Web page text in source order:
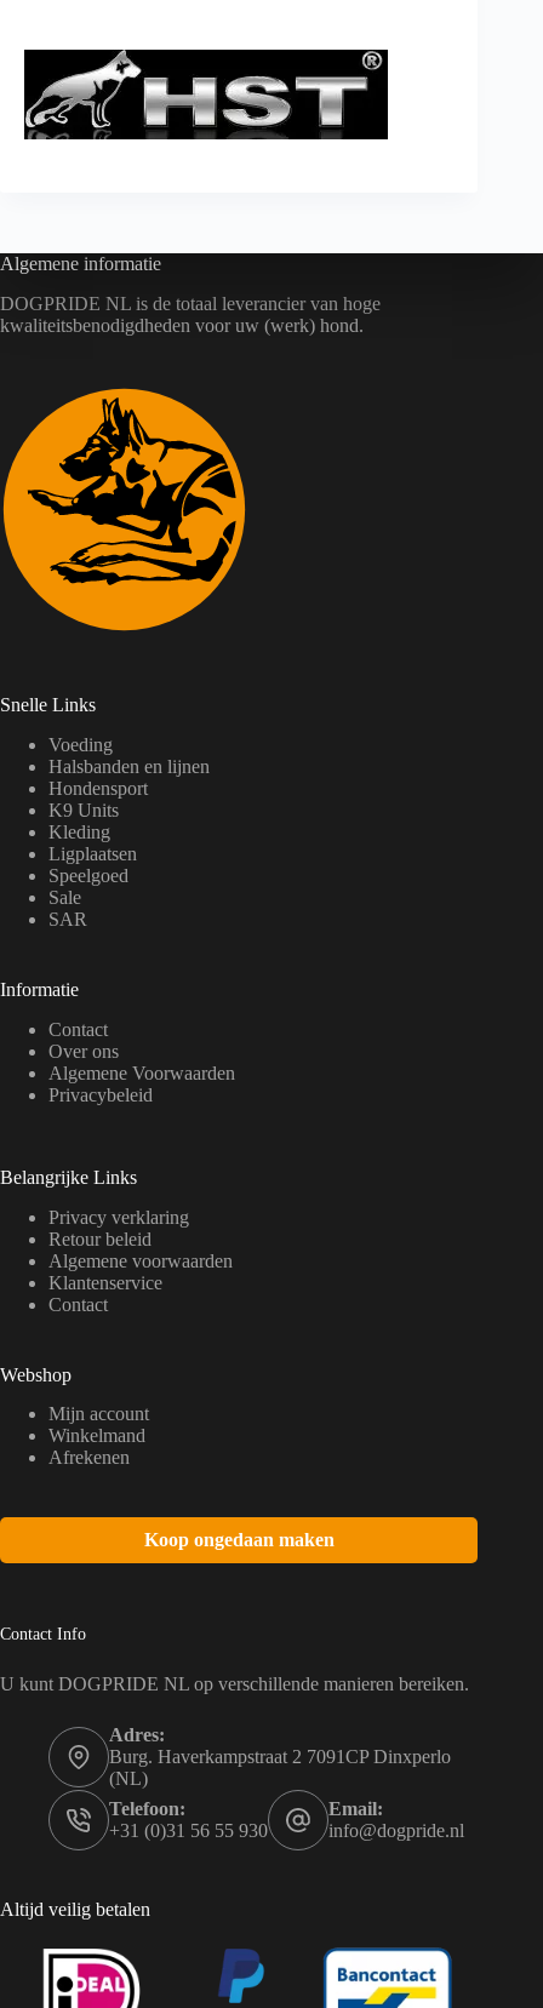
Algemene informatie
DOGPRIDE NL is de totaal leverancier van hoge
kwaliteitsbenodigdheden voor uw (werk) hond.
Snelle Links
Voeding
Halsbanden en lijnen
Hondensport
K9 Units
Kleding
Ligplaatsen
Speelgoed
Sale
SAR
Informatie
Contact
Over ons
Algemene Voorwaarden
Privacybeleid
Belangrijke Links
Privacy verklaring
Retour beleid
Algemene voorwaarden
Klantenservice
Contact
Webshop
Mijn account
Winkelmand
Afrekenen
Koop ongedaan maken
Contact Info
U kunt DOGPRIDE NL op verschillende manieren bereiken.
Adres:
Burg. Haverkampstraat 2 7091CP Dinxperlo
(NL)
Telefoon:
+31 (0)31 56 55 930
Email:
info@dogpride.nl
Altijd veilig betalen